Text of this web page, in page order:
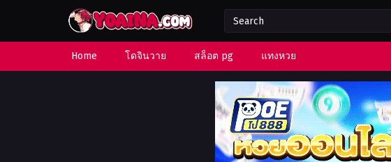
Home โดจินวาย สล็อต pg แทงหวย